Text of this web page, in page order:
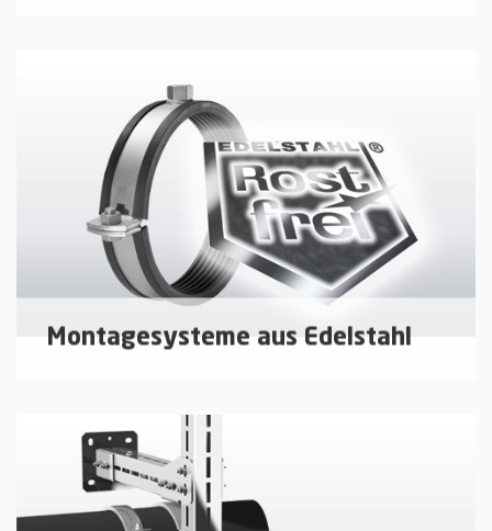
mittlere Korrosionsbelastung (C4 hoch)
mehr erfahren
Montagesysteme aus Edelstahl
Montagesystem (Rohrschellen, Schienensysteme
und Zubehör) aus rostfreiem Edelstahl.
mehr erfahren